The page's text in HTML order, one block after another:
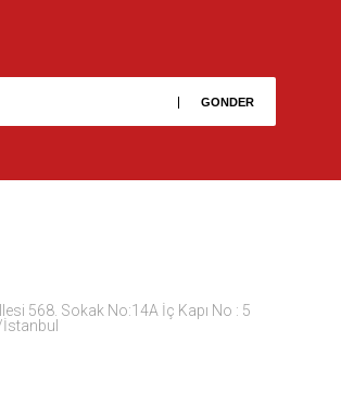
568. Sokak No:14A İç Kapı No : 5